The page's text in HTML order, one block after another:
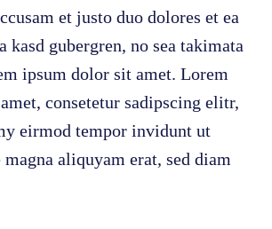
et justo duo dolores et ea
kasd gubergren, no sea takimata
ipsum dolor sit amet. Lorem
consetetur sadipscing elitr,
eirmod tempor invidunt ut
aliquyam erat, sed diam